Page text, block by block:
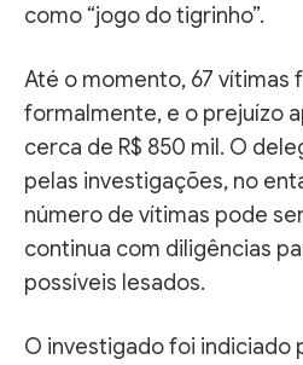
como “jogo do tigrinho”.
Até o momento, 67 vítimas
formalmente, e o prejuízo
cerca de R$ 850 mil. O
pelas investigações, no
número de vítimas pode
continua com diligências
possíveis lesados.
O investigado foi indiciado